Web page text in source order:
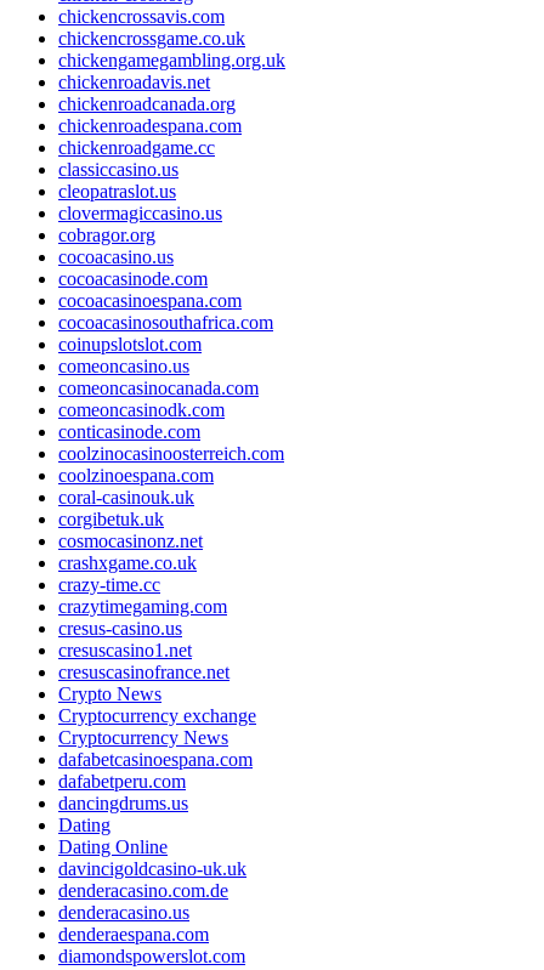
chickencrossavis.com
chickencrossgame.co.uk
chickengamegambling.org.uk
chickenroadavis.net
chickenroadcanada.org
chickenroadespana.com
chickenroadgame.cc
classiccasino.us
cleopatraslot.us
clovermagiccasino.us
cobragor.org
cocoacasino.us
cocoacasinode.com
cocoacasinoespana.com
cocoacasinosouthafrica.com
coinupslotslot.com
comeoncasino.us
comeoncasinocanada.com
comeoncasinodk.com
conticasinode.com
coolzinocasinoosterreich.com
coolzinoespana.com
coral-casinouk.uk
corgibetuk.uk
cosmocasinonz.net
crashxgame.co.uk
crazy-time.cc
crazytimegaming.com
cresus-casino.us
cresuscasino1.net
cresuscasinofrance.net
Crypto News
Cryptocurrency exchange
Cryptocurrency News
dafabetcasinoespana.com
dafabetperu.com
dancingdrums.us
Dating
Dating Online
davincigoldcasino-uk.uk
denderacasino.com.de
denderacasino.us
denderaespana.com
diamondspowerslot.com